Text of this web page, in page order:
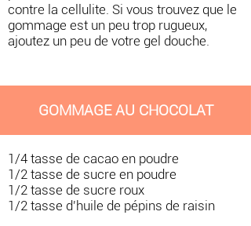
contre la cellulite. Si vous trouvez que le
gommage est un peu trop rugueux,
ajoutez un peu de votre gel douche.
GOMMAGE AU CHOCOLAT
1/4 tasse de cacao en poudre
1/2 tasse de sucre en poudre
1/2 tasse de sucre roux
1/2 tasse d'huile de pépins de raisin